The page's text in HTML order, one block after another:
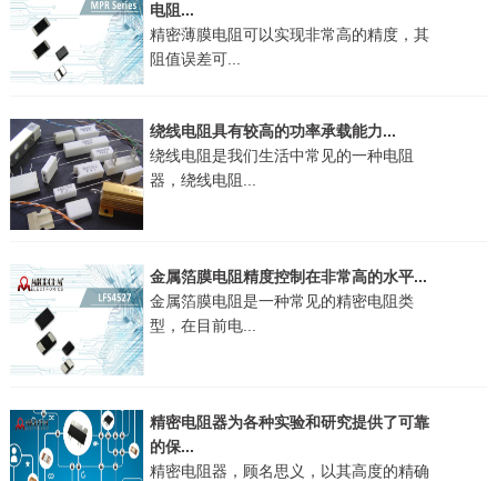
电阻...
精密薄膜电阻可以实现非常高的精度，其
阻值误差可...
绕线电阻具有较高的功率承载能力...
绕线电阻是我们生活中常见的一种电阻
器，绕线电阻...
金属箔膜电阻精度控制在非常高的水平...
金属箔膜电阻是一种常见的精密电阻类
型，在目前电...
精密电阻器为各种实验和研究提供了可靠
的保...
精密电阻器，顾名思义，以其高度的精确